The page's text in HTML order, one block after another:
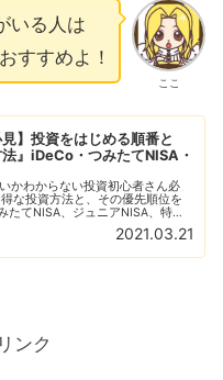
ここ
いる人は
すすめよ！
見】投資をはじめる順番と
法』iDeCo・つみたてNISA・
かわからない投資初心者さん必
な投資方法と、その優先順位を
たてNISA、ジュニアNISA、特別
特徴とお得度、メリットとデメリ
りやすく説明します。2021.03.21
ンク